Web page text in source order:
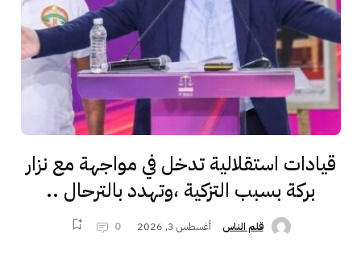
قيادات استقلالية تدخل في مواجهة مع نزار
بركة بسبب التزكية ،وتهدد بالترحال ..
قلم الناس أغسطس 3, 2026 0